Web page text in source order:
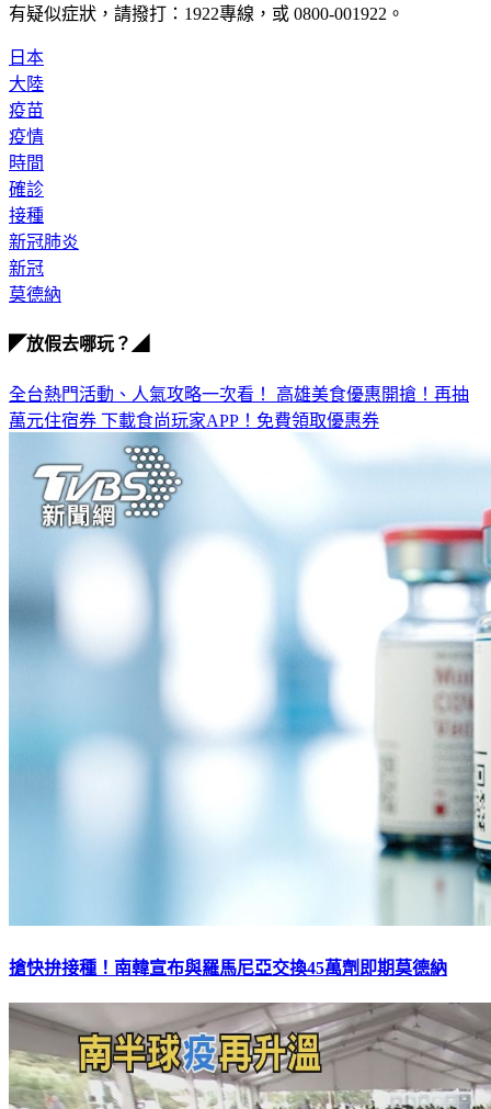
有疑似症狀，請撥打：1922專線，或 0800-001922。
日本
大陸
疫苗
疫情
時間
確診
接種
新冠肺炎
新冠
莫德納
◤放假去哪玩？◢
全台熱門活動、人氣攻略一次看！ 高雄美食優惠開搶！再抽
萬元住宿券 下載食尚玩家APP！免費領取優惠券
搶快拚接種！南韓宣布與羅馬尼亞交換45萬劑即期莫德納